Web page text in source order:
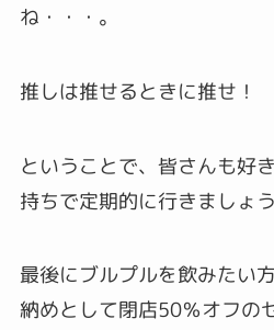
ね・・・。
推しは推せるときに推せ！
ということで、皆さんも好
持ちで定期的に行きましょ
最後にブルプルを飲みたい
納めとして閉店50％オフの